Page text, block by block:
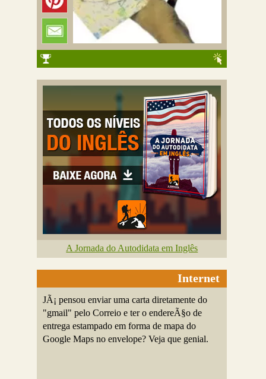
A Jornada do Autodidata em Inglês
Internet
JÃ¡ pensou enviar uma carta diretamente do
"gmail" pelo Correio e ter o endereÃ§o de
entrega estampado em forma de mapa do
Google Maps no envelope? Veja que genial.